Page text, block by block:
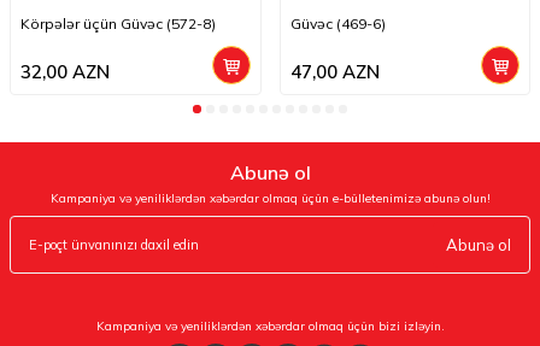
Körpələr üçün Güvəc (572-8)
32,00 AZN
Güvəc (469-6)
47,00AZN
Abunə ol
Kampaniya və yeniliklərdən xəbərdar olmaq üçün e-bülletenimizə abunə olun!
Abunə ol
Kampaniya və yeniliklərdən xəbərdar olmaq üçün bizi izləyin.